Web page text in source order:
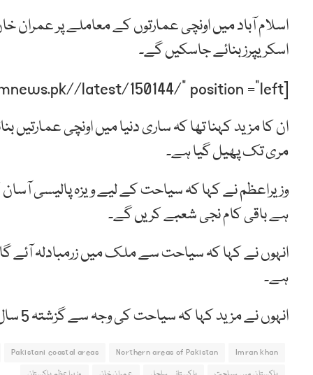
اسلام آباد میں اونچی عمارتوں کے معاملے پر عمران
اسکریپرز بنائے جاسکیں گے۔
[post-relate link=”https://humnews.pk//latest/150144/” position =”left”]
ان کا مزید کہنا تھا کہ ساری دنیا میں اونچی عمارتیں
مری تک پھیل گیا ہے۔
وزیراعظم نے کہا کہ سیاحت کے لیے ویزہ پالیسی آسان
ہے باقی کام نجی شعبے کریں گے۔
انہوں نے کہا کہ سیاحت سے ملک میں زرمبادلہ آئے گا
ہے۔
انہوں نے مزید کہا کہ سیاحت کی وجہ سے گزشتہ 5 سال میں خیبرپختونخوا میں غربت کم ہوئی۔
Imran khan
Northern areas of Pakistan
Pakistani coastal areas